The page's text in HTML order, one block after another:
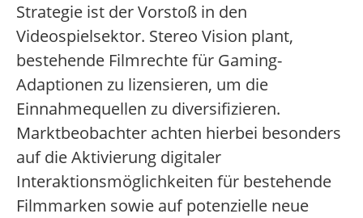
Strategie ist der Vorstoß in den
Videospielsektor. Stereo Vision plant,
bestehende Filmrechte für Gaming-
Adaptionen zu lizensieren, um die
Einnahmequellen zu diversifizieren.
Marktbeobachter achten hierbei besonders
auf die Aktivierung digitaler
Interaktionsmöglichkeiten für bestehende
Filmmarken sowie auf potenzielle neue